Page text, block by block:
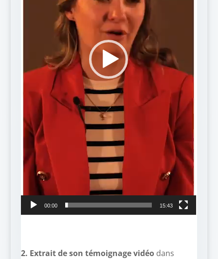
00:00 15:43
2. Extrait de son témoignage vidéodans